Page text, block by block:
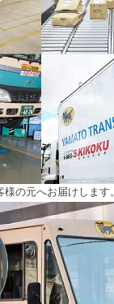
の元へお届けします。